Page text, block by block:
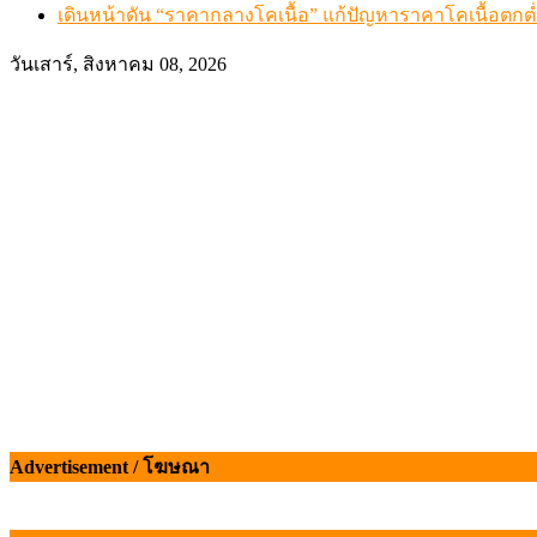
เดินหน้าดัน “ราคากลางโคเนื้อ” แก้ปัญหาราคาโคเนื้อตก
วันเสาร์, สิงหาคม 08, 2026
Advertisement / โฆษณา